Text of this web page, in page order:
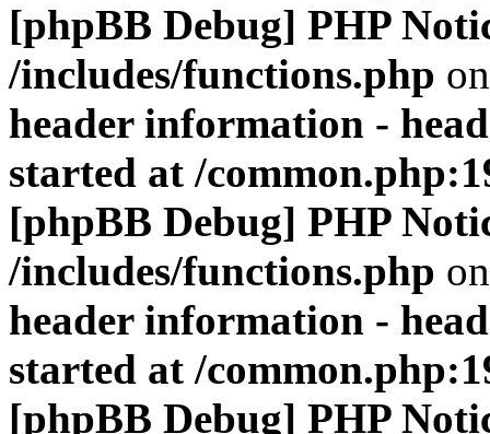
[phpBB Debug] PHP
/includes/functions.php
header information -
started at /
[phpBB Debug] PHP
/includes/functions.php
header information -
started at /
[phpBB Debug] PHP